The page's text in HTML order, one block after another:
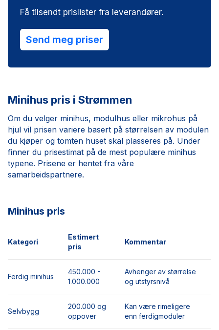
Få tilsendt prislister fra leverandører.
Send meg priser
Minihus pris i Strømmen
Om du velger minihus, modulhus eller mikrohus på
hjul vil prisen variere basert på størrelsen av modulen
du kjøper og tomten huset skal plasseres på. Under
finner du prisestimat på de mest populære minihus
typene. Prisene er hentet fra våre
samarbeidspartnere.
Minihus pris
Kategori
Estimert
pris
Kommentar
Ferdig minihus
450.000 -
1.000.000
Avhenger av størrelse
og utstyrsnivå
Selvbygg
200.000 og
oppover
Kan være rimeligere
enn ferdigmoduler